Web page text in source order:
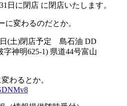
日に閉店 に閉店いたします。
に変わるのだとか。
日(土)閉店予定 島石油 DD
神明625-1) 県道44号富山
わるとか。